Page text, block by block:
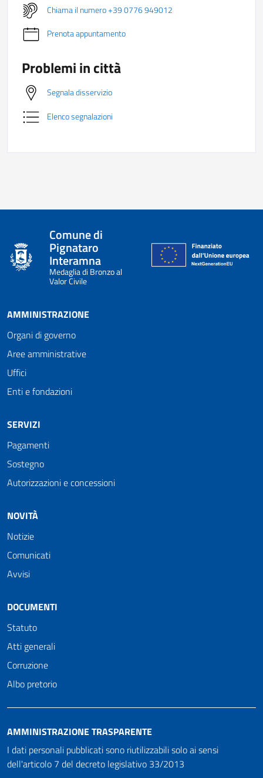
Chiama il numero +39 0776 949012
Prenota appuntamento
Problemi in città
Segnala disservizio
Elenco segnalazioni
Comune di
Pignataro
Interamna
Medaglia di Bronzo al
Valor Civile
AMMINISTRAZIONE
Organi di governo
Aree amministrative
Uffici
Enti e fondazioni
SERVIZI
Pagamenti
Sostegno
Autorizzazioni e concessioni
NOVITÀ
Notizie
Comunicati
Avvisi
DOCUMENTI
Statuto
Atti generali
Corruzione
Albo pretorio
AMMINISTRAZIONE TRASPARENTE
I dati personali pubblicati sono riutilizzabili solo ai sensi
dell'articolo 7 del decreto legislativo 33/2013